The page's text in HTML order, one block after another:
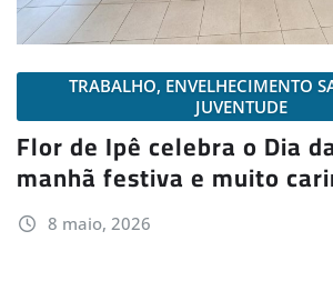
TRABALHO, ENVELHECIMENTO
JUVENTUDE
Flor de Ipê celebra o Dia
manhã festiva e muito
8 maio, 2026